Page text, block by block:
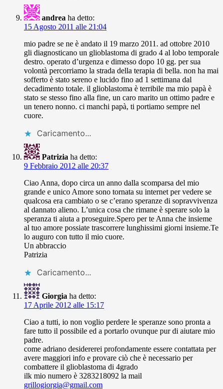
andrea ha detto:
15 Agosto 2011 alle 21:04
mio padre se ne è andato il 19 marzo 2011. ad ottobre 2010
gli diagnosticano un glioblastoma di grado 4 al lobo temporale
destro. operato d’urgenza e dimesso dopo 10 gg. per sua
volontà percorriamo la strada della terapia di bella. non ha mai
sofferto è stato sereno e lucido fino ad 1 settimana dal
decadimento totale. il glioblastoma è terribile ma mio papà è
stato se stesso fino alla fine, un caro marito un ottimo padre e
un tenero nonno. ci manchi papà, ti portiamo sempre nel
cuore.
Caricamento...
Patrizia ha detto:
9 Febbraio 2012 alle 20:37
Ciao Anna, dopo circa un anno dalla scomparsa del mio
grande e unico Amore sono tornata su internet per vedere se
qualcosa era cambiato o se c’erano speranze di sopravvivenza
al dannato alieno. L’unica cosa che rimane è sperare solo la
speranza ti aiuta a proseguire.Spero per te Anna che insieme
al tuo amore possiate trascorrere lunghissimi giorni insieme.Te
lo auguro con tutto il mio cuore.
Un abbraccio
Patrizia
Caricamento...
Giorgia ha detto:
17 Aprile 2012 alle 15:17
Ciao a tutti, io non voglio perdere le speranze sono pronta a
fare tutto il possibile ed a portarlo ovunque pur di aiutare mio
padre.
come adriano desidererei profondamente essere contattata per
avere maggiori info e provare ciò che è necessario per
combattere il glioblastoma di 4grado
ilk mio numero è 3283218092 la mail
grillogiorgia@gmail.com